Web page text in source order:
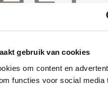
gebruik van cookies
om content en
functies voor social media